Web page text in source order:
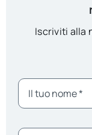
Iscriviti alla